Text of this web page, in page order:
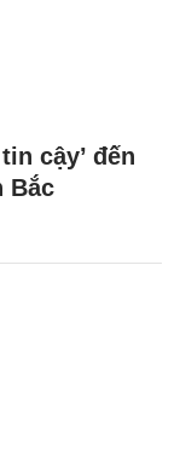
cậy’ đến
Bắc